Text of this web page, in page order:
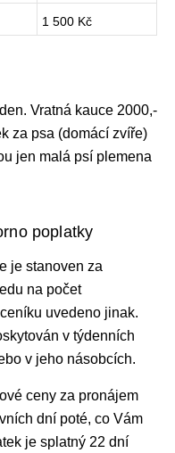
1 500 Kč
Vratná kauce 2000,-
za psa (domácí zvíře)
jen malá psí plemena
poplatky
je stanoven za
na počet
uvedeno jinak.
v týdenních
v jeho násobcích.
ceny za pronájem
dní poté, co Vám
je splatný 22 dní